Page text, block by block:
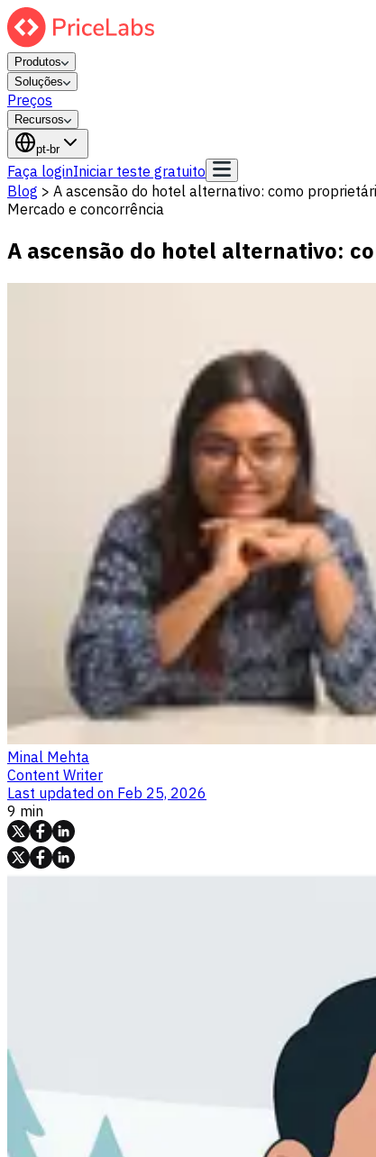
Produtos
Soluções
Preços
Recursos
pt-br
Faça loginIniciar teste gratuito
Blog > A ascensão do hotel alternativo: como
Mercado e concorrência
A ascensão do hotel alternativo:
Minal Mehta
Content Writer
Last updated on Feb 25, 2026
9 min